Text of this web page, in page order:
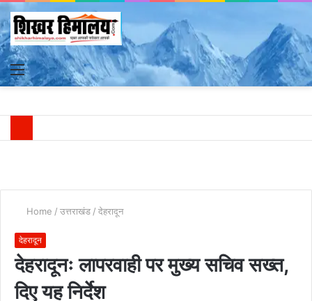
Menu
Home / उत्तराखंड / देहरादून
देहरादून
देहरादूनः लापरवाही पर मुख्य सचिव सख्त,
दिए यह निर्देश